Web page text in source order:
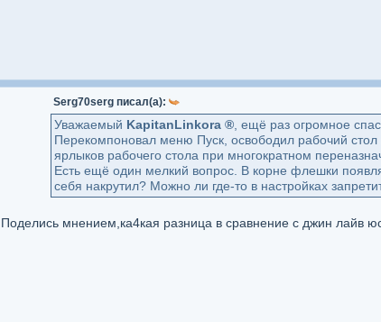
Serg70serg писал(а):
Уважаемый KapitanLinkora ®, ещё раз огромное
Перекомпоновал меню Пуск, освободил рабочий
ярлыков рабочего стола при многократном
Есть ещё один мелкий вопрос. В корне флешки
себя накрутил? Можно ли где-то в настройках
Поделись мнением,ка4кая разница в сравнение с джин лайв